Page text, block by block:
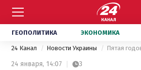
ГЕОПОЛИТИКА ЭКОНОМИКА
24 Канал Новости Украины
24 января, 14:07 3